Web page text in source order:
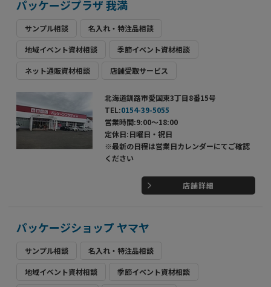
パッケージプラザ 我満
サンプル相談 名入れ・特注品相談
地域イベント資材相談 季節イベント資材相談
ネット通販資材相談 店舗受取サービス
北海道釧路市愛国東3丁目8番15号
TEL:0154-39-5055
営業時間:9:00～18:00
定休日:日曜日・祝日
※最新の日程は営業日カレンダーにてご確認
ください
店舗詳細
パッケージショップ ヤマヤ
サンプル相談 名入れ・特注品相談
地域イベント資材相談 季節イベント資材相談